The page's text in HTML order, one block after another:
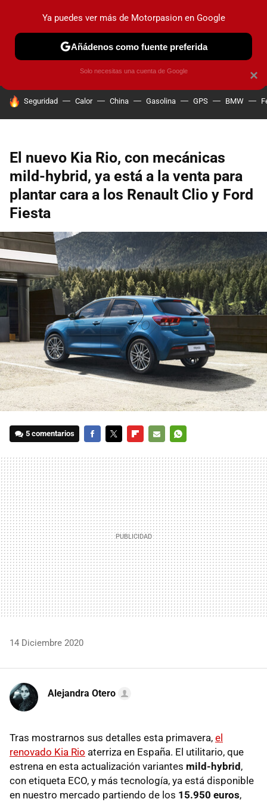
PRUEBAS COCHES ELÉCTRICOS OBSERVATORIO
HOY SE HABLA DE
Seguridad Calor China Gasolina GPS BMW
El nuevo Kia Rio, con mecánicas
mild-hybrid, ya está a la venta para
plantar cara a los Renault Clio y Ford
Fiesta
5 comentarios
MAIL
14 Diciembre 2020
Alejandra Otero
Tras mostrarnos sus detalles esta primavera, el
renovado Kia Rio aterriza en España. El utilitario, que
estrena en esta actualización variantes mild-hybrid,
con etiqueta ECO, y más tecnología, ya está disponible
en nuestro mercado partiendo de los 15.950 euros,
×
Ya puedes ver más de Motorpasion en Google
Añádenos como fuente preferida
Solo necesitas una cuenta de Google